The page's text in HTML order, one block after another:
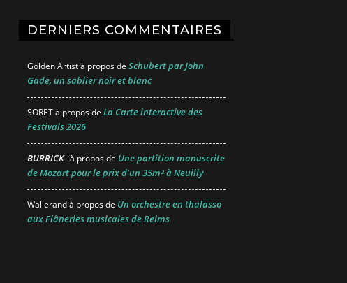
DERNIERS COMMENTAIRES
Golden Artistà propos de Schubert par John
Gade, un sablier noir et blanc
SORETà propos de La Carte interactive des
Festivals 2026
BURRICK à propos de Une partition manuscrite
de Mozart pour le prix d’un 35m² à Neuilly
Wallerandà propos de Un orchestre en thalasso
aux Flâneries musicales de Reims